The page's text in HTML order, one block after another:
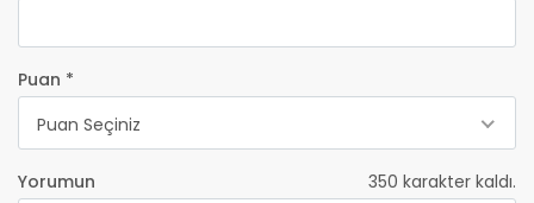
Puan *
Puan Seçiniz
Yorumun 350 karakter kaldı.